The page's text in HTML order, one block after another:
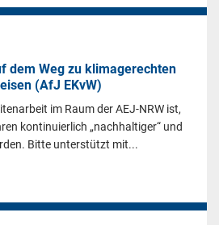
dem Weg zu klimagerechten
(AfJ EKvW)
im Raum der AEJ-NRW ist,
kontinuierlich „nachhaltiger“ und
Bitte unterstützt mit...